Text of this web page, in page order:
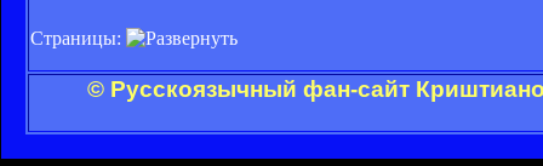
Страницы:
© Русскоязычный фан-сайт